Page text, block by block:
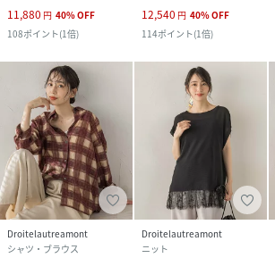
11,880 円 40%OFF
108ポイント(1倍)
12,540 円 40%OFF
114ポイント(1倍)
Droitelautreamont
シャツ・ブラウス
Droitelautreamont
ニット